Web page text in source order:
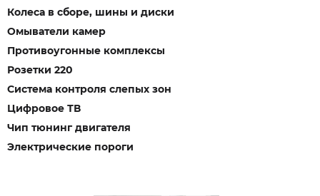
Колеса в сборе, шины и диски
Омыватели камер
Противоугонные комплексы
Розетки 220
Система контроля слепых зон
Цифровое ТВ
Чип тюнинг двигателя
Электрические пороги